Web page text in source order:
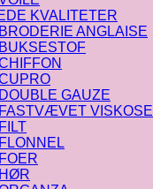
KVALITETER
BRODERIE ANGLAISE
BUKSESTOF
DOUBLE GAUZE
FASTVÆVET VISKOSE
FILT
FLONNEL
FOER
HØR